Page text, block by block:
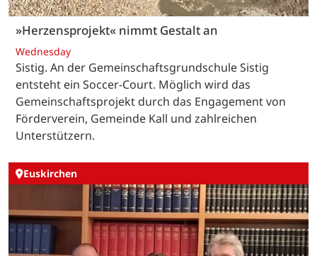
»Herzensprojekt« nimmt Gestalt an
Wednesday
Sistig. An der Gemeinschaftsgrundschule Sistig
entsteht ein Soccer-Court. Möglich wird das
Gemeinschaftsprojekt durch das Engagement von
Förderverein, Gemeinde Kall und zahlreichen
Unterstützern.
Euskirchen